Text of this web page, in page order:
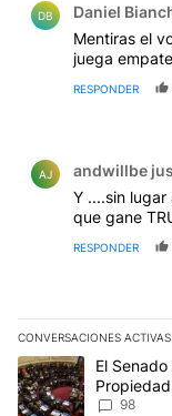
DB Daniel
Mentiras el
juega
RESPONDER
AJ andwillbe
Y ....sin
que gane
RESPONDER
CONVERSACIONES ACTIVAS
Este listado muestra
Un artículo de
El
Ley del
98